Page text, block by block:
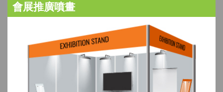
會展推廣噴畫